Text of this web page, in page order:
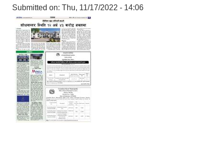
Submitted on: Thu, 11/17/2022 - 14:06